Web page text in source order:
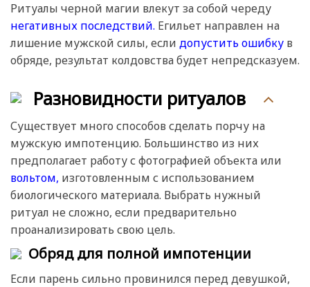
Ритуалы черной магии влекут за собой череду
негативных последствий. Егильет направлен на
лишение мужской силы, если допустить ошибку в
обряде, результат колдовства будет непредсказуем.
Разновидности ритуалов
Существует много способов сделать порчу на
мужскую импотенцию. Большинство из них
предполагает работу с фотографией объекта или
вольтом, изготовленным с использованием
биологического материала. Выбрать нужный
ритуал не сложно, если предварительно
проанализировать свою цель.
Обряд для полной импотенции
Если парень сильно провинился перед девушкой,